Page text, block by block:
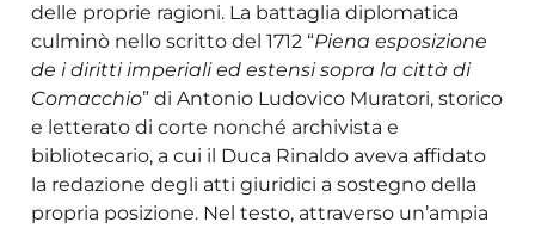
delle proprie ragioni. La battaglia diplomatica
culminò nello scritto del 1712 “Piena esposizione
de i diritti imperiali ed estensi sopra la città di
Comacchio” di Antonio Ludovico Muratori, storico
e letterato di corte nonché archivista e
bibliotecario, a cui il Duca Rinaldo aveva affidato
la redazione degli atti giuridici a sostegno della
propria posizione. Nel testo, attraverso un’ampia